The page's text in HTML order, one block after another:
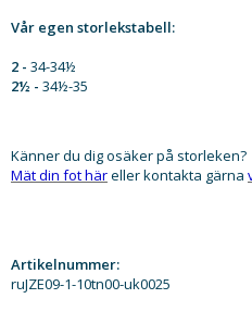
Vår egen storlekstabell:
2 - 34-34½
2½ - 34½-35
Känner du dig osäker på storleken?
​Mät din fot häreller kontakta gärna
Artikelnummer:
ruJZE09-1-10tn00-uk0025